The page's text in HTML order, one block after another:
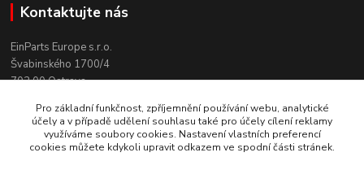
Kontaktujte nás
EinParts Europe s.r.o.
Švabinského 1700/4
702 00 Ostrava
+420 558 080 004
(po. - pá. 9:00-13:00)
obchod@einparts.cz
Pro základní funkčnost, zpříjemnění používání webu, analytické
účely a v případě udělení souhlasu také pro účely cílení reklamy
využíváme soubory cookies. Nastavení vlastních preferencí
cookies můžete kdykoli upravit odkazem ve spodní části stránek.